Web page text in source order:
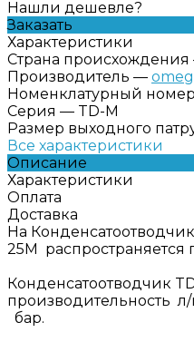
Нашли дешевле?
Заказать
Характеристики
Страна происхождения
Производитель —
Номенклатурный номер
Серия — TD-M
Размер выходного
Все характеристики
Описание
Характеристики
Оплата
Доставка
На
25M распространяется
Конденсатоотводчик
производительность
бар.